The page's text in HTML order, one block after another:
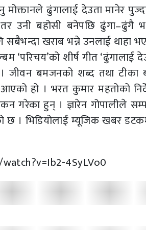
मोक्तानले ढुंगालाई देउता मानेर
उनी बहोसी बनेपछि ढुंगा–ढुंगै
सबैभन्दा खराब भन्ने उनलाई थाहा
‘परिचय’को शीर्ष गीत ‘ढुंगालाई
जीवन बमजनको शब्द तथा टीका
आएको हो । भरत कुमार महतोको
गरेका हुन् । ज्ञारेन गोपालीले
छ । भिडियोलाई म्यूजिक खबर
4SyLVo0